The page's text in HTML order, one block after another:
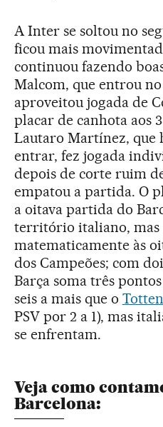
A Inter se soltou no
ficou mais
continuou fazendo
Malcom, que entrou
aproveitou jogada de
placar de canhota aos
Lautaro Martínez, que
entrar, fez jogada
depois de corte ruim
empatou a partida. O
a oitava partida do
território italiano, mas
matematicamente às
dos Campeões; com
Barça soma três
seis a mais que o
PSV por 2 a 1), mas
se enfrentam.
Veja como
Barcelona: